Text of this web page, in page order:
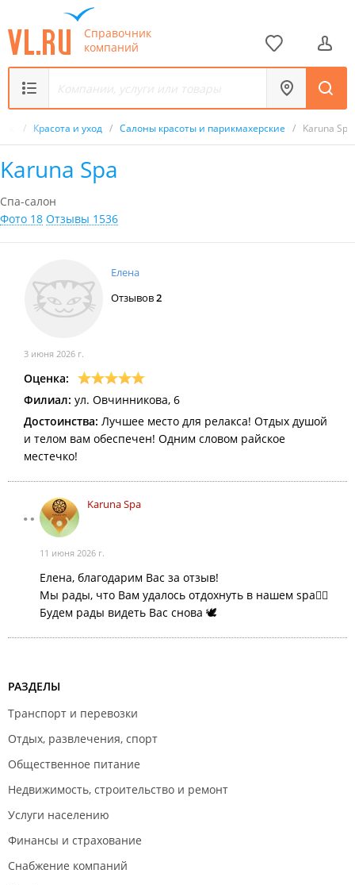
Справочник
компаний
/ Красота и уход / Салоны красоты и парикмахерские / Karuna Spa
Karuna Spa
Спа-салон
Фото 18 Отзывы 1536
Елена
Отзывов2
3 июня 2026 г.
Оценка:
Филиал: ул. Овчинникова, 6
Достоинства: Лучшее место для релакса! Отдых душой
и телом вам обеспечен! Одним словом райское
местечко!
Karuna Spa
11 июня 2026 г.
Елена, благодарим Вас за отзыв!
Мы рады, что Вам удалось отдохнуть в нашем spa💆‍♀️
Будем рады видеть Вас снова 🕊️
РАЗДЕЛЫ
Транспорт и перевозки
Отдых, развлечения, спорт
Общественное питание
Недвижимость, строительство и ремонт
Услуги населению
Финансы и страхование
Снабжение компаний